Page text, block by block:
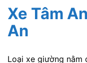
Xe Tâm
An
Loại xe giường nằm